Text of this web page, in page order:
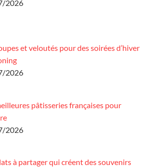
2026
et veloutés pour des soirées d’hiver
2026
pâtisseries françaises pour
2026
à partager qui créent des souvenirs